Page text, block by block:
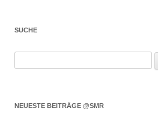
SUCHE
NEUESTE BEITRÄGE @SMR